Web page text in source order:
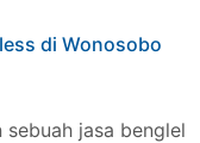
di Wonosobo
jasa benglel